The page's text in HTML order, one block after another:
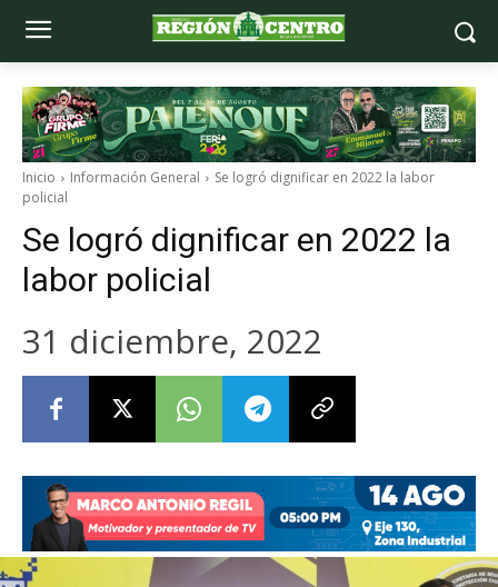
Inicio Información General
Se logró dignificar en 2022 la labor
policial
Se logró dignificar en 2022 la
labor policial
31 diciembre, 2022